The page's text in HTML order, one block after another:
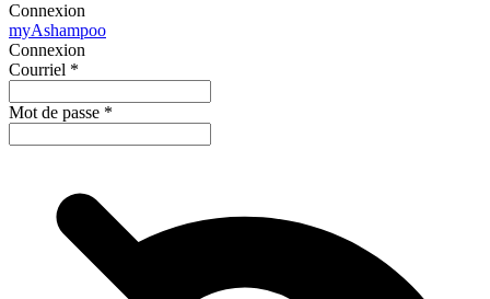
Connexion
myAshampoo
Connexion
Courriel *
Mot de passe *